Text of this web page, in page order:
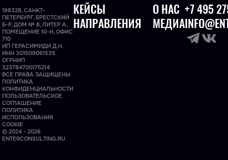
198328, САНКТ-
ПЕТЕРБУРГ, БРЕСТСКИЙ
Б-Р, ДОМ № 8, ЛИТЕР А,
ПОМЕЩЕНИЕ 10-Н, ОФИС
710
ИП ГЕРАСИМИДИ Д.Н.
ИНН 301509061535
ОГРНИП
323784700175214
ВСЕ ПРАВА ЗАЩИЩЕНЫ
ПОЛИТИКА
КОНФИДЕНЦИАЛЬНОСТИ
ПОЛЬЗОВАТЕЛЬСКОЕ
СОГЛАШЕНИЕ
ПОЛИТИКА
ИСПОЛЬЗОВАНИЯ
COOKIE
© 2024 - 2026
ENTERCONSULTING.RU
КЕЙСЫ
НАПРАВЛЕНИЯ
О НАС
МЕДИА
+7 495